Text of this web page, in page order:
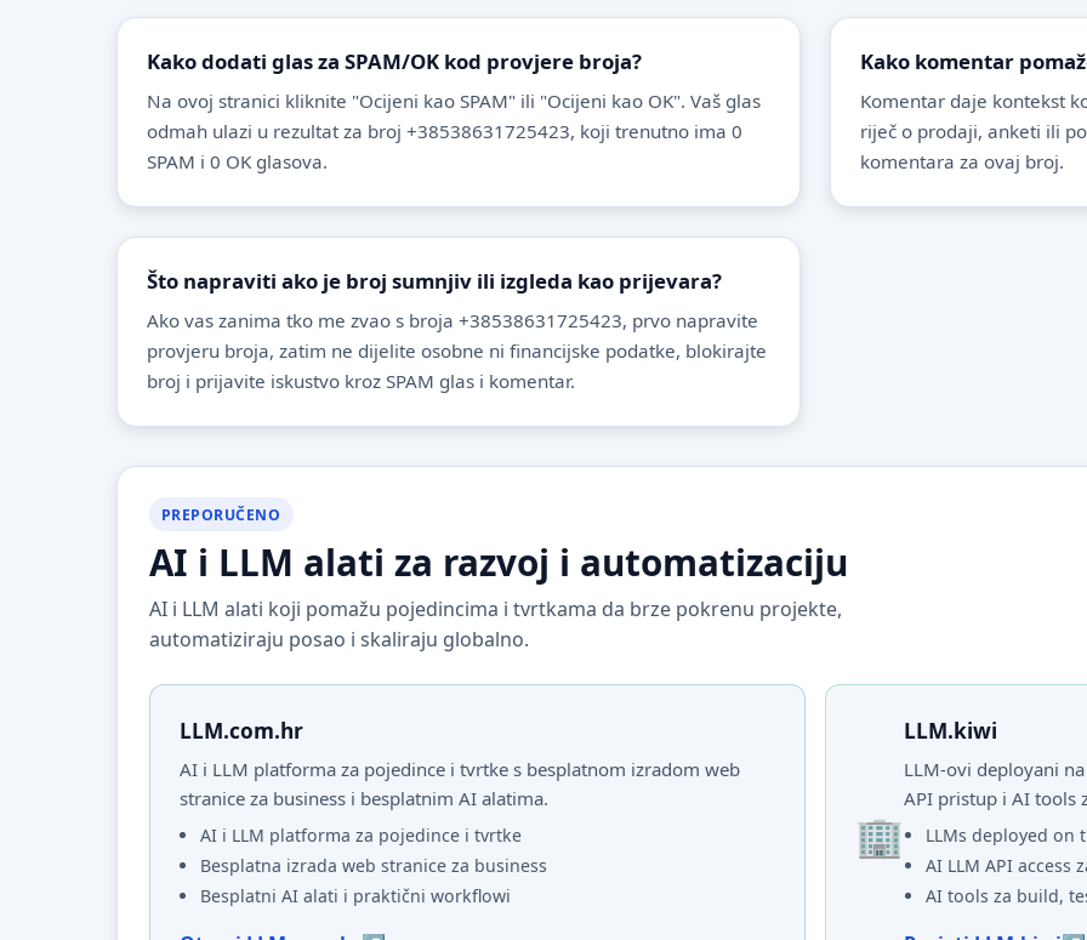
Kako dodati glas za SPAM/OK kod provjere broja?
Na ovoj stranici kliknite "Ocijeni kao SPAM" ili "Ocijeni kao OK". Vaš glas
odmah ulazi u rezultat za broj +38538631725423, koji trenutno ima 0
SPAM i 0 OK glasova.
Kako komentar
Komentar daje kontekst
riječ o prodaji, anketi ili
komentara za ovaj broj.
Što napraviti ako je broj sumnjiv ili izgleda kao prijevara?
Ako vas zanima tko me zvao s broja +38538631725423, prvo napravite
provjeru broja, zatim ne dijelite osobne ni financijske podatke, blokirajte
broj i prijavite iskustvo kroz SPAM glas i komentar.
PREPORUČENO
AI i LLM alati za razvoj i automatizaciju
AI i LLM alati koji pomažu pojedincima i tvrtkama da brze pokrenu projekte,
automatiziraju posao i skaliraju globalno.
LLM.com.hr
AI i LLM platforma za pojedince i tvrtke s besplatnom izradom web
stranice za business i besplatnim AI alatima.
AI i LLM platforma za pojedince i tvrtke
Besplatna izrada web stranice za business
Besplatni AI alati i praktični workflowi
LLM.kiwi
LLM-ovi deployani
API pristup i AI tools
LLMs deployed on
AI LLM API access
AI tools za build,